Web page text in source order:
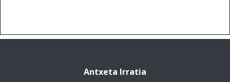
Antxeta Irratia